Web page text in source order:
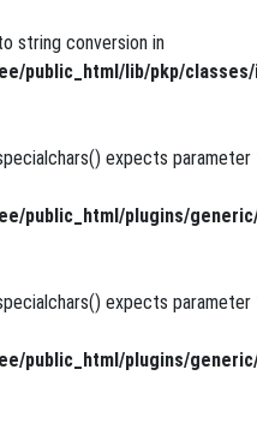
string conversion in
public_html/lib/pkp/
expects
public_html/plugins/
expects
public_html/plugins/